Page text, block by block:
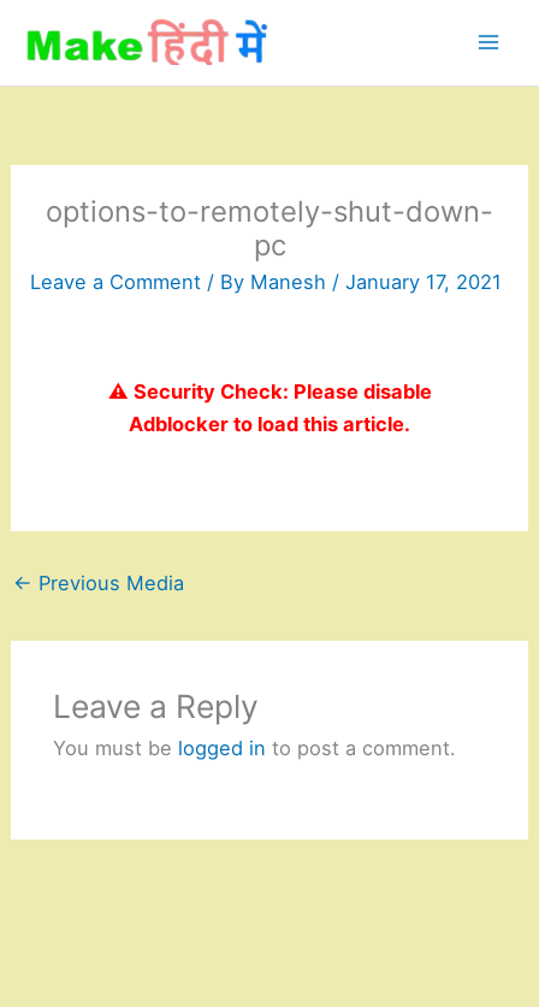
content
options-to-remotely-shut-down-
pc
Leave a Comment / By Manesh /January 17, 2021
⚠️ Security Check: Please disable
Adblocker to load this article.
← Previous Media
Leave a Reply
You must be logged in to post a comment.